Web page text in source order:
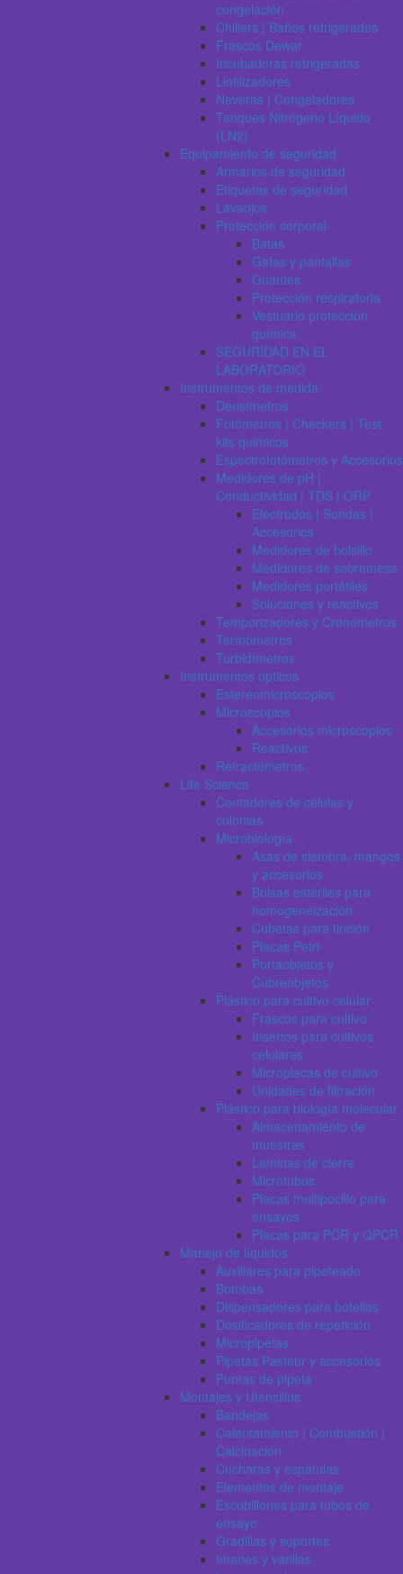
congelación
Chillers | Baños refrigerados
Frascos Dewar
Incubadoras refrigeradas
Liofilizadores
Neveras | Congeladores
Tanques Nitrógeno Líquido
(LN2)
Equipamiento de seguridad
Armarios de seguridad
Etiquetas de seguridad
Lavaojos
Protección corporal
Batas
Gafas y pantallas
Guantes
Protección respiratoria
Vestuario protección
química
SEGURIDAD EN EL
LABORATORIO
Instrumentos de medida
Densímetros
Fotómetros | Checkers | Test
kits quimicos
Espectrofotómetros y Accesorios
Medidores de pH |
Conductividad | TDS | ORP
Electrodos | Sondas |
Accesorios
Medidores de bolsillo
Medidores de sobremesa
Medidores portátiles
Soluciones y reactivos
Temporizadores y Cronómetros
Termómetros
Turbidímetros
Instrumentos opticos
Estereomicroscopios
Microscopios
Accesorios microscopios
Reactivos
Refractómetros
Life Science
Contadores de células y
colonias
Microbiología
Asas de siembra, mangos
y accesorios
Bolsas estériles para
homogeneización
Cubetas para tinción
Placas Petri
Portaobjetos y
Cubreobjetos
Plástico para cultivo celular
Frascos para cultivo
Insertos para cultivos
celulares
Microplacas de cultivo
Unidades de filtración
Plástico para biología molecular
Almacenamiento de
muestras
Laminas de cierre
Microtubos
Placas multipocillo para
ensayos
Placas para PCR y QPCR
Manejo de líquidos
Auxiliares para pipeteado
Bombas
Dispensadores para botellas
Dosificadores de repetición
Micropipetas
Pipetas Pasteur y accesorios
Puntas de pipeta
Montajes y Utensilios
Bandejas
Calentamiento | Combustión |
Calcinación
Cucharas y espátulas
Elementos de montaje
Escobillones para tubos de
ensayo
Gradillas y soportes
Imanes y varillas